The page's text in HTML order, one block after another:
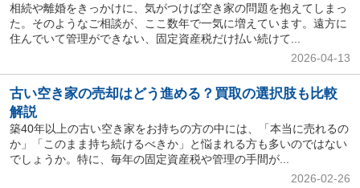
相続や離婚をきっかけに、気がつけば空き家の問題を抱えてしまっ
た。そのようなご相談が、ここ数年で一気に増えています。遠方に
住んでいて管理ができない、固定資産税だけ払い続けて...
2026-04-13
古い空き家の売却はどう進める？買取の選択肢も比較
解説
築40年以上の古い空き家をお持ちの方の中には、「本当に売れるの
か」「このまま持ち続けるべきか」と悩まれる方も多いのではない
でしょうか。特に、毎年の固定資産税や管理の手間が...
2026-02-26